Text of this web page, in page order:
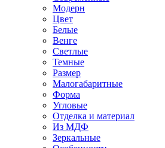
Модерн
Цвет
Белые
Венге
Светлые
Темные
Размер
Малогабаритные
Форма
Угловые
Отделка и материал
Из МДФ
Зеркальные